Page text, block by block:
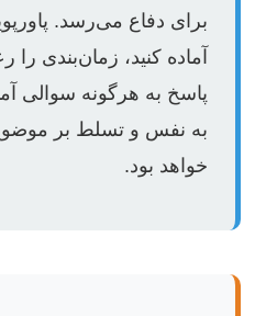
برای دفاع می‌رسد.
آماده کنید، زمان‌بندی را
پاسخ به هرگونه سوالی
به نفس و تسلط بر
خواهد بود.